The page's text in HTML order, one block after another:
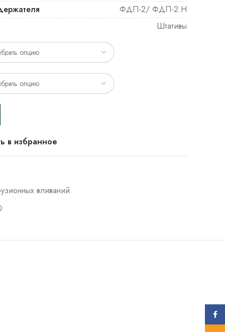
ФДП-2/ ФДП-2.Н
Штативы
в избранное
вливаний